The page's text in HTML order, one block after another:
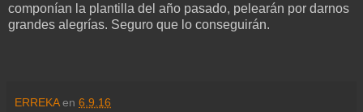
componían la plantilla del año pasado, pelearán por darnos
grandes alegrías. Seguro que lo conseguirán.
ERREKA en 6.9.16